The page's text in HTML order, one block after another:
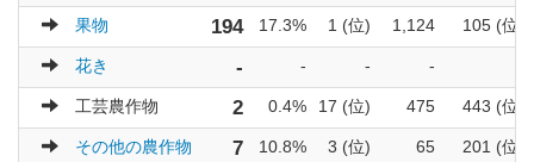
果物 194 17.3% 1 (位) 1,124 105 (位)
花き - - - -
工芸農作物 2 0.4% 17 (位) 475 443 (位)
その他の農作物 7 10.8% 3 (位) 65 201 (位)